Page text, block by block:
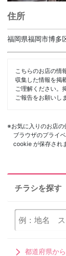
住所
福岡県福岡市博多
こちらのお店の情
収集した情報を掲
ご理解ください。
ご報告をお願いし
※お気に入りのお店の
ブラウザのプライ
cookie が保存され
チラシを探す
都道府県か